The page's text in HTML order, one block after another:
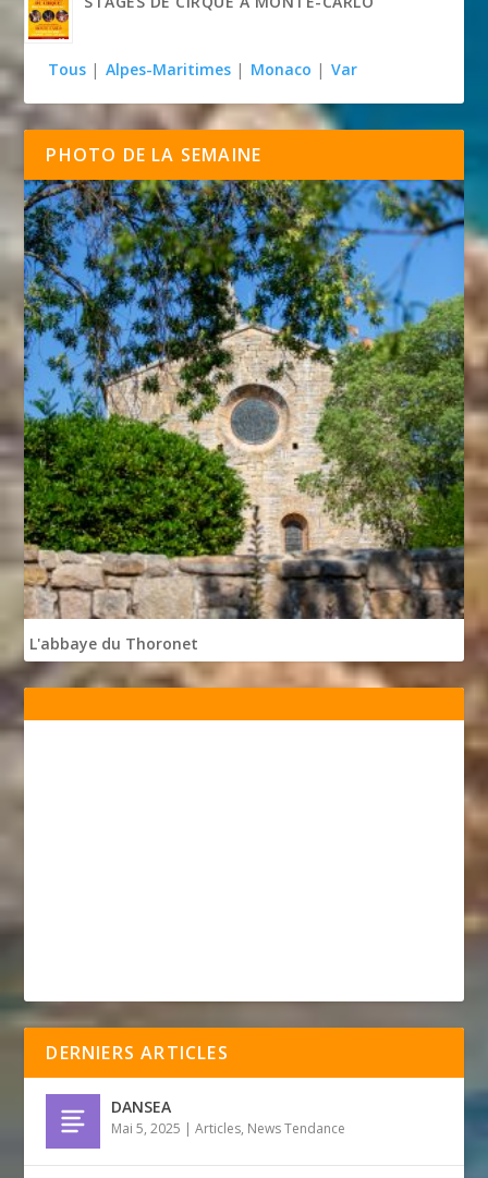
Tous | Alpes-Maritimes | Monaco | Var
PHOTO DE LA SEMAINE
L'abbaye du Thoronet
DERNIERS ARTICLES
DANSEA
Mai 5, 2025 |Articles, News Tendance